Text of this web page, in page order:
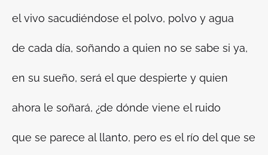
el vivo sacudiéndose el polvo, polvo y agua
de cada día, soñando a quien no se sabe si ya,
en su sueño, será el que despierte y quien
ahora le soñará, ¿de dónde viene el ruido
que se parece al llanto, pero es el río del que se